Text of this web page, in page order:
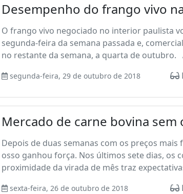
Desempenho do frango vivo
O frango vivo negociado no interior paulista
segunda-feira da semana passada e,
no restante da semana, a quarta de
segunda-feira, 29 de outubro de 2018
Mercado de carne bovina
Depois de duas semanas com os preços
osso ganhou força. Nos últimos sete dias, os
proximidade da virada de mês traz
sexta-feira, 26 de outubro de 2018